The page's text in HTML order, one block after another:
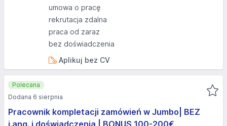
umowa o pracę
rekrutacja zdalna
praca od zaraz
bez doświadczenia
Aplikuj bez CV
Pracownik kompletacji zamówień w Jumbo| BEZ
j.ang. i doświadczenia | BONUS 100-200€
Polecana
Dodana 6 sierpnia